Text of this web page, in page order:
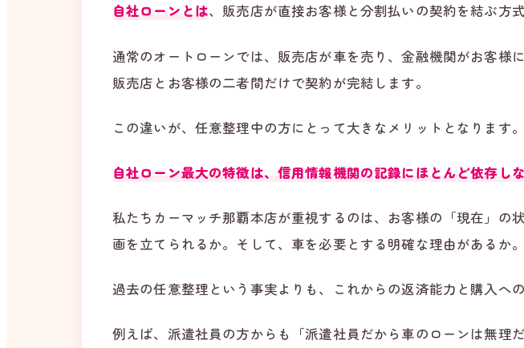
自社ローンとは、販売店が直接お客様と分割払いの契約を結ぶ方
通常のオートローンでは、販売店が車を売り、金融機関がお客様
販売店とお客様の二者間だけで契約が完結します。
この違いが、任意整理中の方にとって大きなメリットとなります。
自社ローン最大の特徴は、信用情報機関の記録にほとんど依存し
私たちカーマッチ那覇本店が重視するのは、お客様の「現在」
画を立てられるか。そして、車を必要とする明確な理由があるか。
過去の任意整理という事実よりも、これからの返済能力と購入へ
例えば、派遣社員の方からも「派遣社員だから車のローンは無